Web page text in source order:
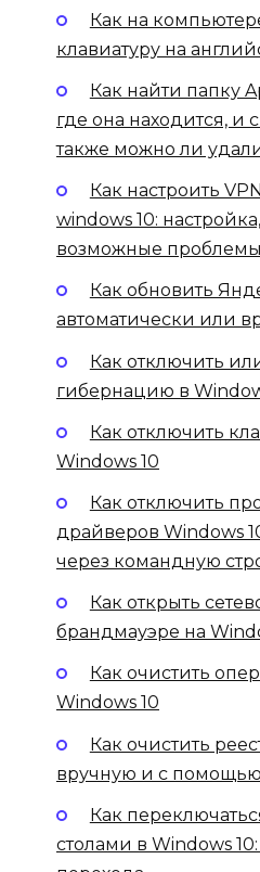
Как на
клавиатуру на
Как найти папку
где она находится, и
также можно ли
Как настроить
windows 10:
возможные проблемы
Как обновить
автоматически или
Как отключить
гибернацию в
Как отключить
Windows 10
Как отключить
драйверов Windows
через командную
Как открыть
брандмауэре на
Как очистить
Windows 10
Как очистить
вручную и с
Как
столами в Windows